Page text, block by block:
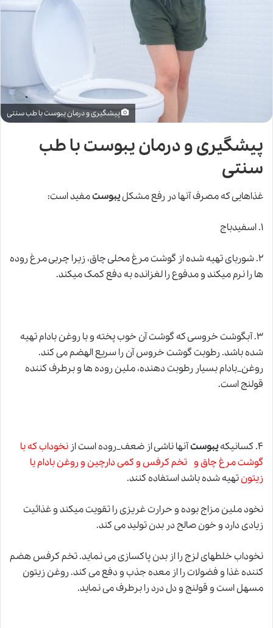
پیشگیری و درمان یبوست با طب سنتی
پیشگیری و درمان یبوست با طب
سنتی
غذاهایی که مصرف آنها در رفع مشکلیبوستمفید است:
۱. اسفیدباج
۲. شوربای تهیه شده از گوشت مرغ محلی چاق، زیرا چربی مرغ روده
ها را نرم میکند و مدفوع را لغزانده به دفع کمک میکند.
۳. آبگوشت خروسی که گوشت آن خوب پخته و با روغن بادام تهیه
شده باشد. رطوبت گوشت خروس آن را سریع الهضم می کند.
روغن_بادام بسیار رطوبت دهنده، ملین روده ها و برطرف کننده
قولنج است.
۴. کسانیکه یبوستآنها ناشی از ضعف_روده است از نخوداب که با
گوشت مرغ چاق و تخم کرفس و کمی دارچین و روغن بادام یا
زیتونتهیه شده باشد استفاده کنند.
نخود ملین مزاج بوده و حرارت غریزی را تقویت میکند و غذائیت
زیادی دارد و خون صالح در بدن تولید می کند.
نخوداب خلطهای لزج را از بدن پاکسازی می نماید. تخم کرفس هضم
کننده غذا و فضولات را از معده جذب و دفع می کند. روغن زیتون
مسهل استو قولنج و دل درد را برطرف می نماید.